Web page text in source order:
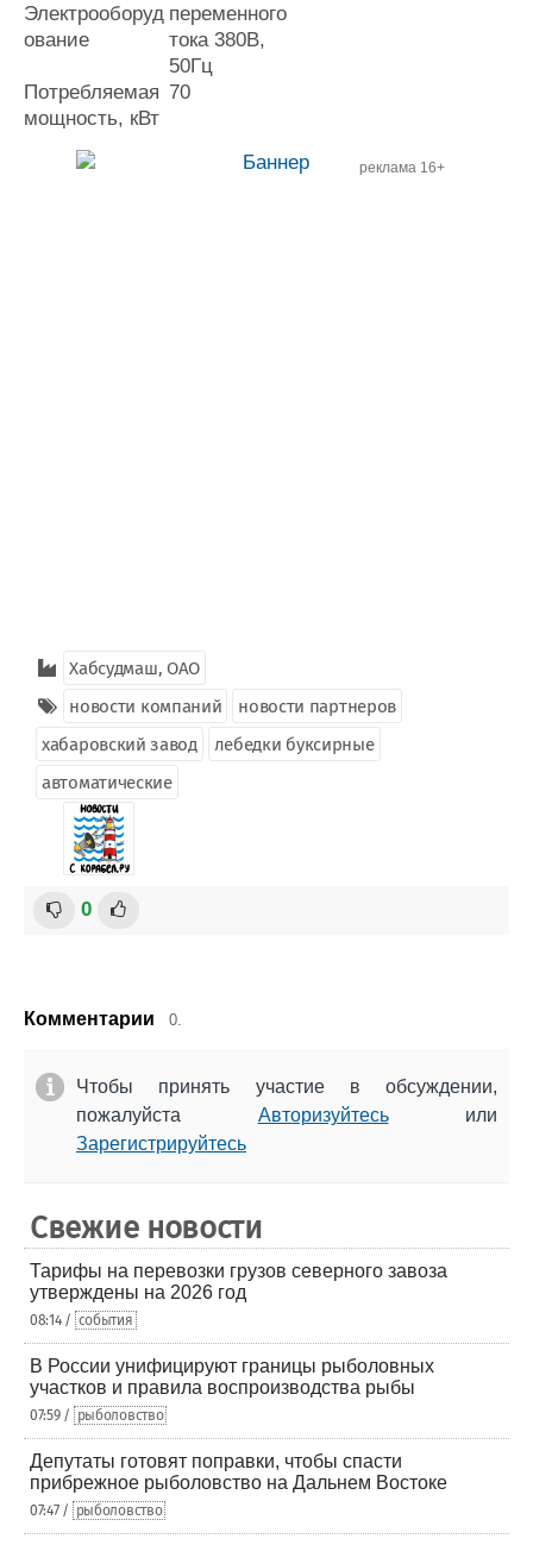
Электрооборуд
ование
переменного
тока 380В,
50Гц
Потребляемая
мощность, кВт
70
реклама 16+
Хабсудмаш, ОАО
новости компаний
новости партнеров
хабаровский завод
лебедки буксирные
автоматические
0
Комментарии 0.
Чтобы принять участие в обсуждении,
пожалуйста Авторизуйтесьили
Зарегистрируйтесь
Свежие новости
Тарифы на перевозки грузов северного завоза
утверждены на 2026 год
08:14 / события
В России унифицируют границы рыболовных
участков и правила воспроизводства рыбы
07:59 / рыболовство
Депутаты готовят поправки, чтобы спасти
прибрежное рыболовство на Дальнем Востоке
07:47 / рыболовство